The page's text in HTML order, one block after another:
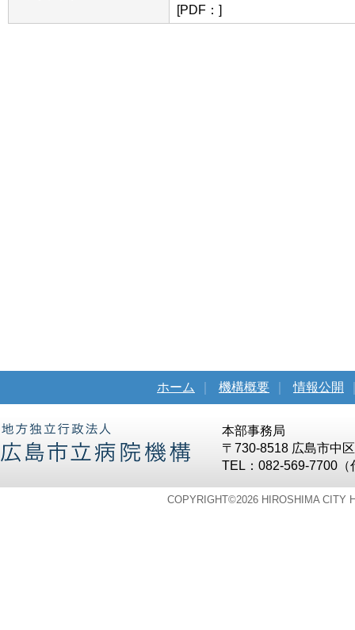
[PDF：]
ホーム 機構概要 情報公開
本部事務局
〒730-8518 広島市中
TEL：082-569-7700
COPYRIGHT©2026 HIROSHIMA CITY